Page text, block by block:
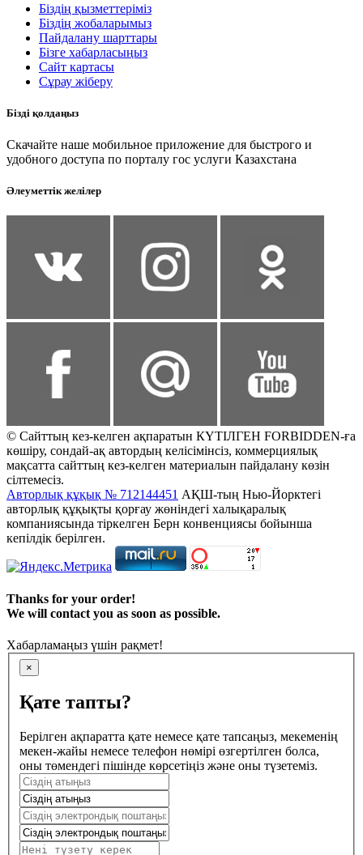
Біздің қызметтеріміз
Біздің жобаларымыз
Пайдалану шарттары
Бізге хабарласыңыз
Сайт картасы
Сұрау жіберу
Бізді қолдаңыз
Скачайте наше мобильное приложение для быстрого и
удобного доступа по порталу гос услуги Казахстана
Әлеуметтік желілер
© Сайттың кез-келген ақпаратын КҮТІЛГЕН FORBIDDEN-ға
көшіру, сондай-ақ автордың келісімінсіз, коммерциялық
мақсатта сайттың кез-келген материалын пайдалану көзін
сілтемесіз.
Авторлық құқық № 712144451 АҚШ-тың Нью-Йорктегі
авторлық құқықты қорғау жөніндегі халықаралық
компаниясында тіркелген Берн конвенциясы бойынша
кепілдік берілген.
Thanks for your order!
We will contact you as soon as possible.
Хабарламаңыз үшін рақмет!
×
Қате тапты?
Берілген ақпаратта қате немесе қате тапсаңыз, мекеменің
мекен-жайы немесе телефон нөмірі өзгертілген болса,
оны төмендегі пішінде көрсетіңіз және оны түзетеміз.